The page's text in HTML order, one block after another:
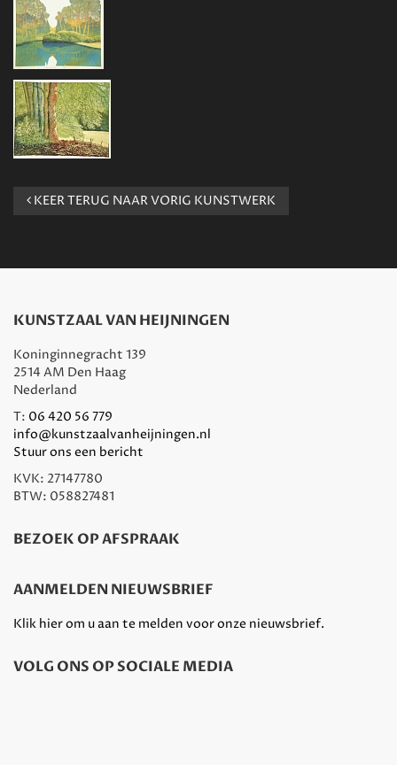
KEER TERUG NAAR VORIG KUNSTWERK
KUNSTZAAL VAN HEIJNINGEN
Koninginnegracht 139
2514 AM Den Haag
Nederland
T: 06 420 56 779
info@kunstzaalvanheijningen.nl
Stuur ons een bericht
KVK: 27147780
BTW: 058827481
BEZOEK OP AFSPRAAK
AANMELDEN NIEUWSBRIEF
Klik hier om u aan te melden voor onze nieuwsbrief.
VOLG ONS OP SOCIALE MEDIA